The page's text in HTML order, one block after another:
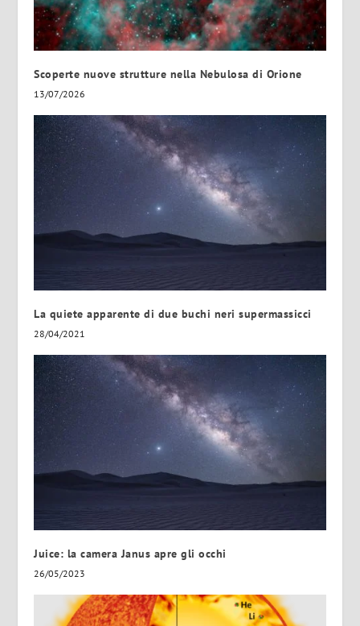
Scoperte nuove strutture nella Nebulosa di Orione
13/07/2026
La quiete apparente di due buchi neri supermassicci
28/04/2021
Juice: la camera Janus apre gli occhi
26/05/2023